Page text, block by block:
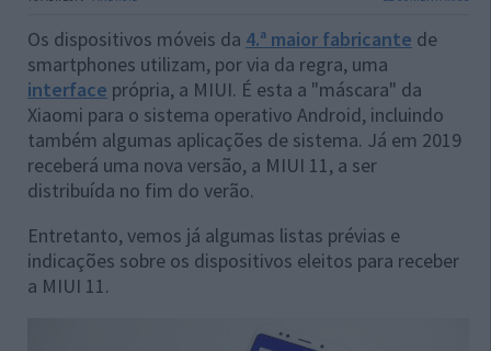
Os dispositivos móveis da 4.ª maior fabricante de
smartphones utilizam, por via da regra, uma
interface própria, a MIUI. É esta a "máscara" da
Xiaomi para o sistema operativo Android, incluindo
também algumas aplicações de sistema. Já em 2019
receberá uma nova versão, a MIUI 11, a ser
distribuída no fim do verão.
Entretanto, vemos já algumas listas prévias e
indicações sobre os dispositivos eleitos para receber
a MIUI 11.